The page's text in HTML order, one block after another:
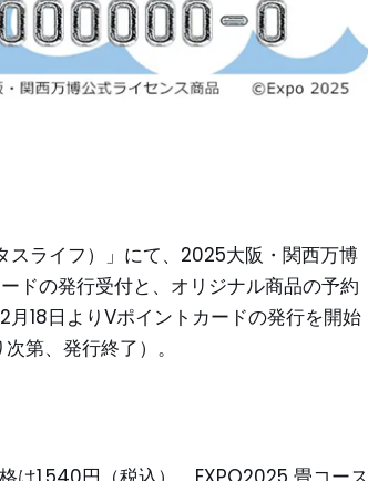
スライフ）」にて、2025大阪・関西万博
ドの発行受付と、オリジナル商品の予約
月18日よりVポイントカードの発行を開始
第、発行終了）。